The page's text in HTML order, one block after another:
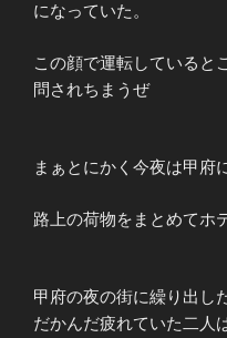
になっていた。
この顔で運転していると
問されちまうぜ
まぁとにかく今夜は甲府
路上の荷物をまとめてホ
甲府の夜の街に繰り出し
だかんだ疲れていた二人